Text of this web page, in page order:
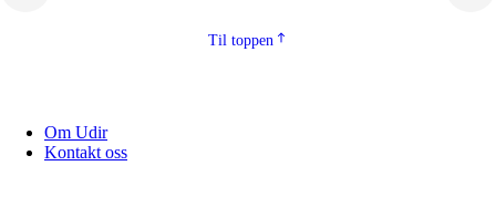
Til toppen
Om Udir
Kontakt oss